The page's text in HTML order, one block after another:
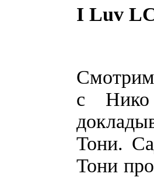
I Luv
с Нико
Тони.
Тони